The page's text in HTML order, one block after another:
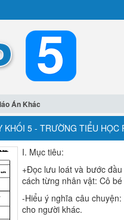
Án Khác
KHỐI 5 - TRƯỜNG TIỂU
I. Mục tiêu:
+Đọc lưu loát và bước
cách từng nhân vật: Cô
-Hiểu ý nghĩa câu
cho người khác.